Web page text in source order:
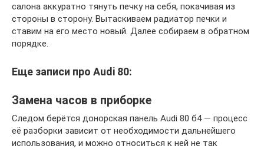
салона аккуратно тянуть печку на себя, покачивая из
стороны в сторону. Вытаскиваем радиатор печки и
ставим на его место новый. Далее собираем в обратном
порядке.
Еще записи про Audi 80:
Замена часов в приборке
Следом берётся донорская панель Audi 80 б4 — процесс
её разборки зависит от необходимости дальнейшего
использования, и можно относиться к ней не так